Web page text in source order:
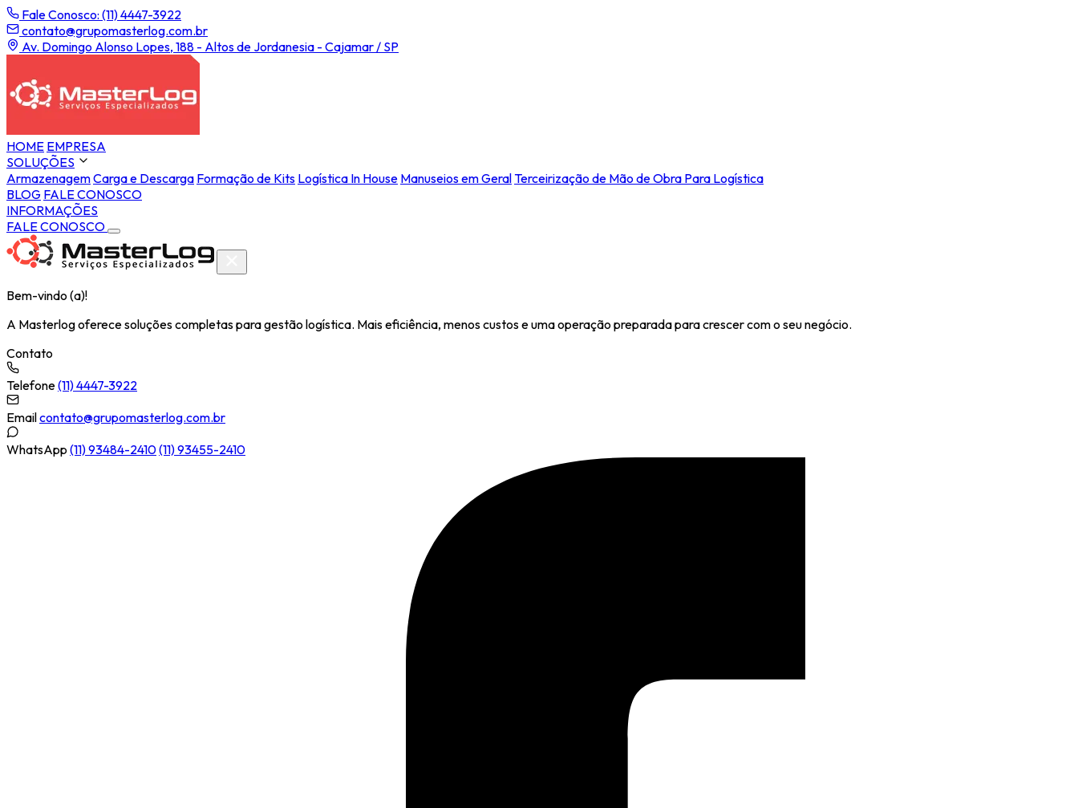
Fale Conosco: (11) 4447-3922
contato@grupomasterlog.com.br
Av. Domingo Alonso Lopes, 188 - Altos de Jordanesia - Cajamar / SP
HOME EMPRESA
SOLUÇÕES
ArmazenagemCarga e Descarga Formação de Kits Logística In House Manuseios em GeralTerceirização de Mão de Obra Para Logística
BLOG FALE CONOSCO
INFORMAÇÕES
FALE CONOSCO
Bem-vindo (a)!
A Masterlog oferece soluções completas para gestão logística. Mais eficiência, menos custos e uma operação preparada para crescer com o seu negócio.
Contato
Telefone(11) 4447-3922
Emailcontato@grupomasterlog.com.br
WhatsApp (11) 93484-2410(11) 93455-2410